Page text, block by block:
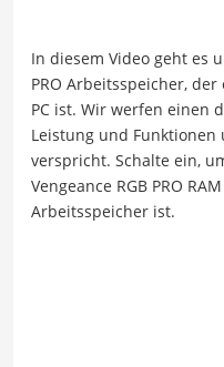
In diesem Video geht es
PRO Arbeitsspeicher,
PC ist. Wir werfen einen
Leistung und
verspricht. Schalte ein,
Vengeance RGB PRO
Arbeitsspeicher ist.